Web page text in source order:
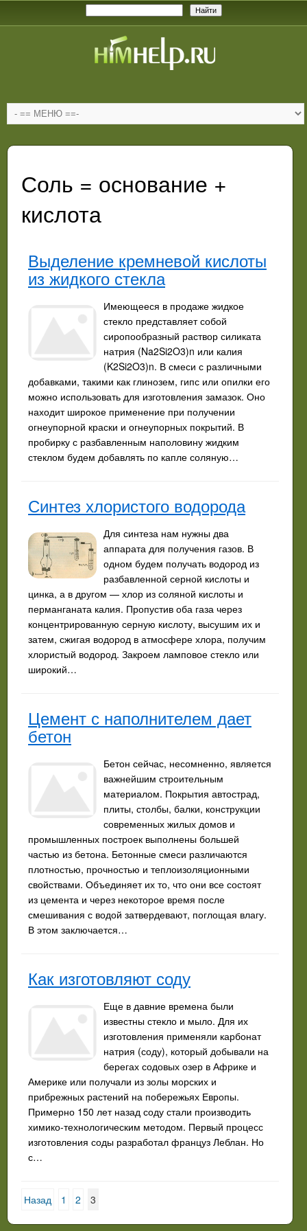
Соль = основание +
кислота
Выделение кремневой кислоты
из жидкого стекла
Имеющееся в продаже жидкое
стекло представляет собой
сиропообразный раствор силиката
натрия (Na2Si2O3)n или калия
(K2Si2O3)n. В смеси с различными
добавками, такими как глинозем, гипс или опилки его
можно использовать для изготовления замазок. Оно
находит широкое применение при получении
огнеупорной краски и огнеупорных покрытий. В
пробирку с разбавленным наполовину жидким
стеклом будем добавлять по капле соляную…
Синтез хлористого водорода
Для синтеза нам нужны два
аппарата для получения газов. В
одном будем получать водород из
разбавленной серной кислоты и
цинка, а в другом — хлор из соляной кислоты и
перманганата калия. Пропустив оба газа через
концентрированную серную кислоту, высушим их и
затем, сжигая водород в атмосфере хлора, получим
хлористый водород. Закроем ламповое стекло или
широкий…
Цемент с наполнителем дает
бетон
Бетон сейчас, несомненно, является
важнейшим строительным
материалом. Покрытия автострад,
плиты, столбы, балки, конструкции
современных жилых домов и
промышленных построек выполнены большей
частью из бетона. Бетонные смеси различаются
плотностью, прочностью и теплоизоляционными
свойствами. Объединяет их то, что они все состоят
из цемента и через некоторое время после
смешивания с водой затвердевают, поглощая влагу.
В этом заключается…
Как изготовляют соду
Еще в давние времена были
известны стекло и мыло. Для их
изготовления применяли карбонат
натрия (соду), который добывали на
берегах содовых озер в Африке и
Америке или получали из золы морских и
прибрежных растений на побережьях Европы.
Примерно 150 лет назад соду стали производить
химико-технологическим методом. Первый процесс
изготовления соды разработал француз Леблан. Но
с…
Назад 1 2 3